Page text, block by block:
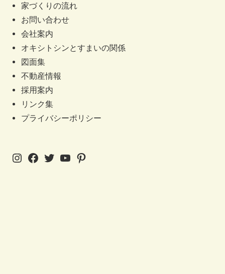
家づくりの流れ
お問い合わせ
会社案内
オキシトシンとすまいの関係
図面集
不動産情報
採用案内
リンク集
プライバシーポリシー
Instagram
Facebook
Twitter
YouTube
Pinterest